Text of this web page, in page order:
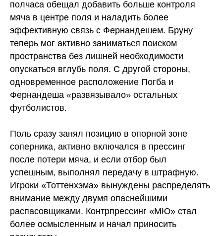
полчаса обещал добавить больше контроля
мяча в центре поля и наладить более
эффективную связь с Фернандешем. Бруну
теперь мог активно заниматься поиском
пространства без лишней необходимости
опускаться вглубь поля. С другой стороны,
одновременное расположение Погба и
Фернандеша «развязывало» остальных
футболистов.
Поль сразу занял позицию в опорной зоне
соперника, активно включался в прессинг
после потери мяча, и если отбор был
успешным, выполнял передачу в штрафную.
Игроки «Тоттенхэма» вынуждены распределять
внимание между двумя опаснейшими
распасовщиками. Контрпрессинг «МЮ» стал
более осмысленным и начал приносить